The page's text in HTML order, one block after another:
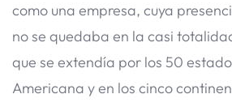
como una empresa, cuya
no se quedaba en la casi
que se extendía por los 50
Americana y en los cinco